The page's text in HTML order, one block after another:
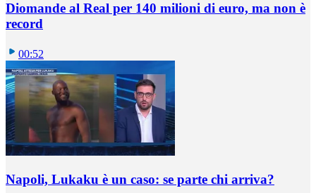
Diomande al Real per 140 milioni di euro, ma non è
record
00:52
Napoli, Lukaku è un caso: se parte chi arriva?